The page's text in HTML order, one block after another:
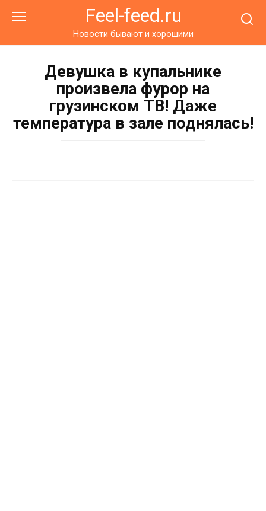
Feel-feed.ru
Новости бывают и хорошими
Девушка в купальнике
произвела фурор на
грузинском ТВ! Даже
температура в зале поднялась!